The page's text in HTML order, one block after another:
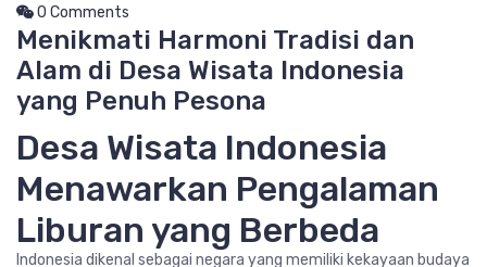
0 Comments
Menikmati Harmoni Tradisi dan
Alam di Desa Wisata Indonesia
yang Penuh Pesona
Desa Wisata Indonesia
Menawarkan Pengalaman
Liburan yang Berbeda
Indonesia dikenal sebagai negara yang memiliki kekayaan budaya